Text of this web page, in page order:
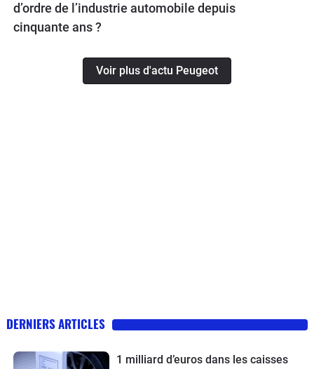
d’ordre de l’industrie automobile depuis
cinquante ans ?
Voir plus d'actu Peugeot
DERNIERS ARTICLES
1 milliard d’euros dans les caisses